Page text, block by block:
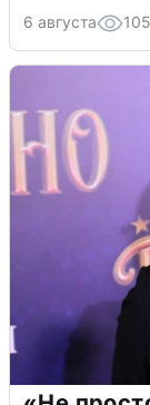
6 августа 105